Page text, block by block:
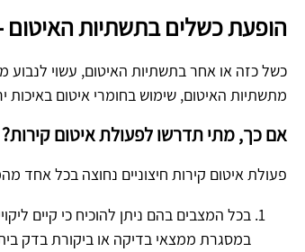
הופעת כשלים בתשתיות האיטום
כשל כזה או אחר בתשתיות האיטום, עשוי לנבוע
מתשתיות האיטום, שימוש בחומרי איטום באיכות
אם כך, מתי תדרשו לפעולת איטום קירות?
פעולת איטום קירות חיצוניים נחוצה בכל אחד
בכל המצבים בהם ניתן להוכיח כי קיים
במסגרת ממצאי בדיקה או ביקורת בדק